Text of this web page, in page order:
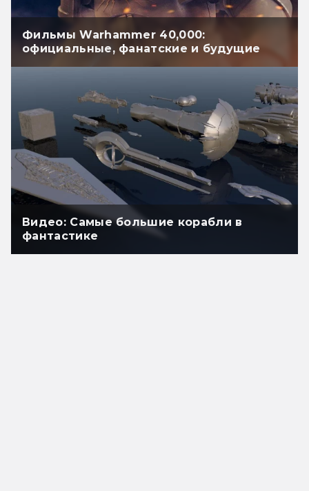
Фильмы Warhammer 40,000:
официальные, фанатские и будущие
Видео: Самые большие корабли в
фантастике